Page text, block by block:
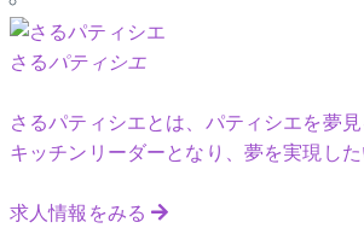
さるパティシエ
さるパティシエとは、パティシエを夢
キッチンリーダーとなり、夢を実現し
求人情報をみる